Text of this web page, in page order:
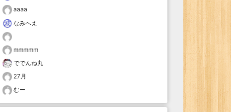
aaaa
なみへえ
mmmmm
ででんね丸
27月
むー